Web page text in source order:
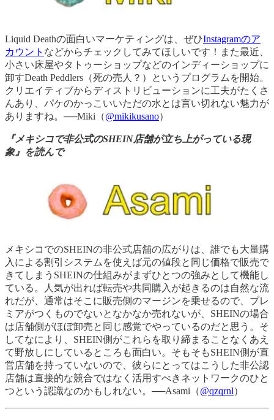
Liquid Deathの面白いマーケティングは、ぜひInstagramのア
カウント などからチェックしてみてほしいです！また最近、
小さい床屋やタトゥーショップなどのインディーショップに
卸すDeath Peddlers（死の売人？）というプログラムを開始。
クリエイティブからディストリビューションに工夫がたくさ
んあり、パケのかっこいいただの水とは言い切れない魅力が
ありますね。──Miki（@mikikusano）
『メキシコで非公式のSHEIN店舗が立ち上がっている現
象』を読んで
メキシコでのSHEINの非公式店舗の広がりは、誰でも大量購
入による割引システムを使えば元の値段と同じ価格で販売で
きてしまうSHEINの仕組みがまずひとつの強みとして機能し
ている。人気が出れば転売や共同購入が起きるのは自然な流
れだが、通常はそこに販売側のマージンを乗せるので、プレ
ミアがつくものでないとなかなか売れないが、SHEINの場合
は店舗側がほぼ卸売と同じ感覚でやっているのだと思う。そ
してなにより、SHEIN側がこれらを取り締まることなくあえ
て野放しにしているところも面白い。そもそもSHEIN側が直
営店舗を持っていないので、彼らにとってはこうした非公認
店舗は直接的な競合ではなく活用すべきネットワークのひと
つという認識なのかもしれない。──Asami（@qzqrnl）